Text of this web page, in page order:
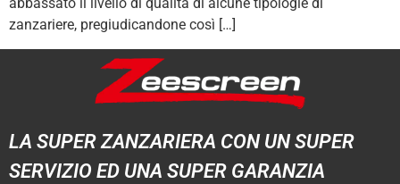
abbassato il livello di qualità di alcune tipologie di
zanzariere, pregiudicandone così […]
LA SUPER ZANZARIERA CON UN SUPER
SERVIZIO ED UNA SUPER GARANZIA